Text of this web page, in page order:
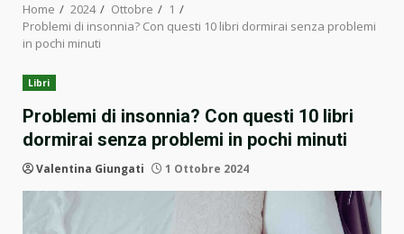
Home 2024 Ottobre
1
Problemi di insonnia? Con questi 10 libri dormirai senza problemi
in pochi minuti
Libri
Problemi di insonnia? Con questi 10 libri
dormirai senza problemi in pochi minuti
Valentina Giungati 1 Ottobre 2024